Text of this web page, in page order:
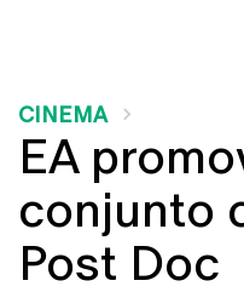
CINEMA
EA
conjunto
Post Doc